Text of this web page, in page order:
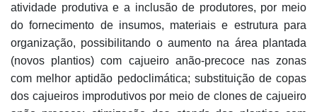
atividade produtiva e a inclusão de produtores, por meio
do fornecimento de insumos, materiais e estrutura para
organização, possibilitando o aumento na área plantada
(novos plantios) com cajueiro anão-precoce nas zonas
com melhor aptidão pedoclimática; substituição de copas
dos cajueiros improdutivos por meio de clones de cajueiro